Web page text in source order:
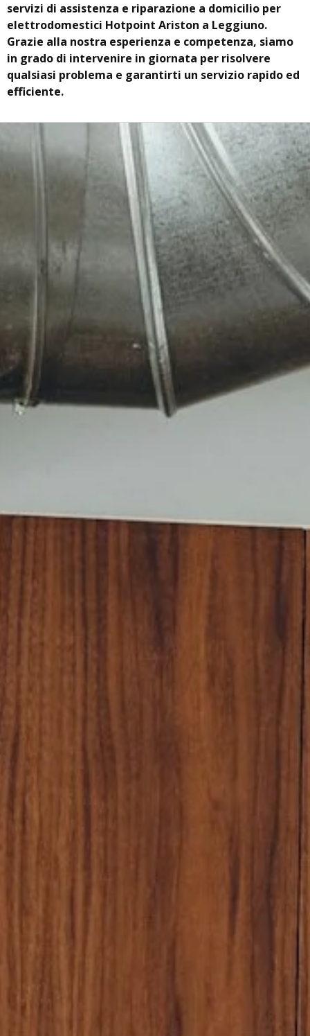
servizi di assistenza e riparazione a domicilio per
elettrodomestici Hotpoint Ariston a Leggiuno.
Grazie alla nostra esperienza e competenza, siamo
in grado di intervenire in giornata per risolvere
qualsiasi problema e garantirti un servizio rapido ed
efficiente.